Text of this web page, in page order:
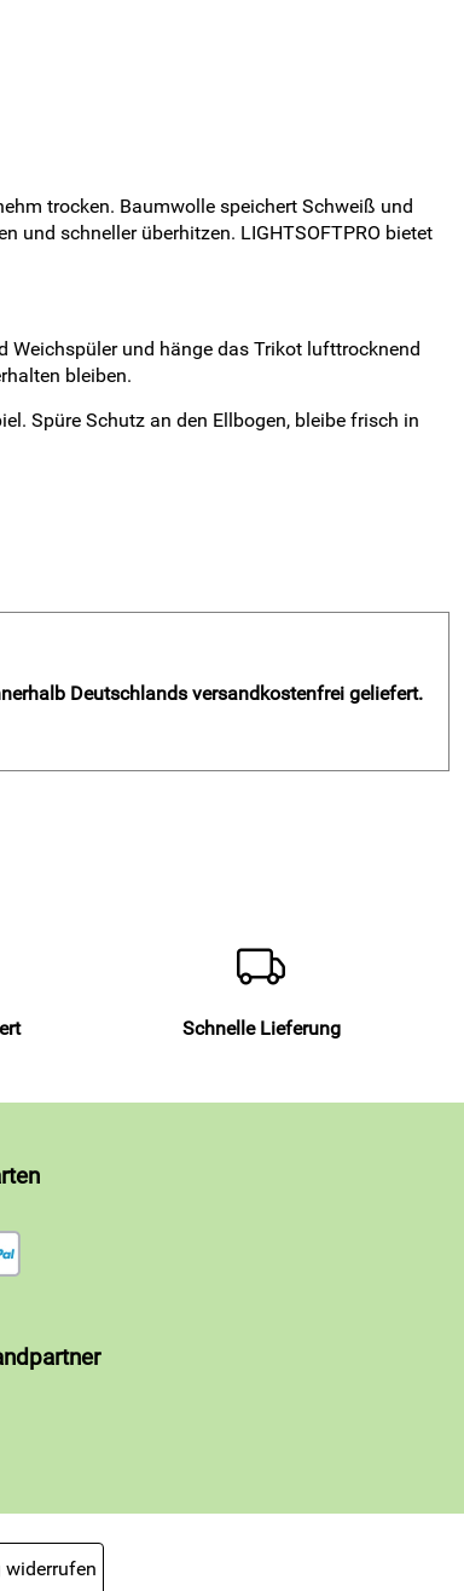
trocken. Baumwolle speichert Schweiß und
und schneller überhitzen. LIGHTSOFTPRO bietet
Weichspüler und hänge das Trikot lufttrocknend
bleiben.
Spüre Schutz an den Ellbogen, bleibe frisch in
Deutschlands versandkostenfrei geliefert.
Schnelle Lieferung
widerrufen